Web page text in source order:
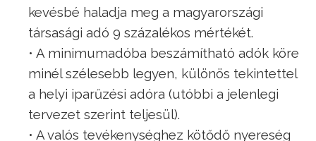
kevésbé haladja meg a magyarországi
társasági adó 9 százalékos mértékét.
• A minimumadóba beszámítható adók köre
minél szélesebb legyen, különös tekintettel
a helyi iparűzési adóra (utóbbi a jelenlegi
tervezet szerint teljesül).
• A valós tevékenységhez kötődő nyereség